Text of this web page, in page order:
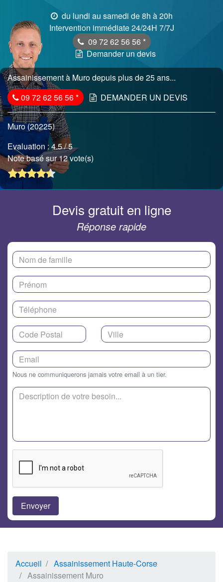
du lundi au samedi de 8h à 20h
Intervention immédiate 24/24H 7/7J
09 72 62 56 56 *
Demander un devis
Assainissement à Muro depuis plus de 25 ans...
09 72 62 56 56* DEMANDER UN DEVIS
Muro (20225)
Evaluation :4.5/ 5
Note basé sur 12 vote(s)
Devis gratuit en ligne
Réponse rapide
Nous ne communiquerons jamais votre email à un tier.
Accueil
Assainissement Haute-Corse
Assainissement Muro